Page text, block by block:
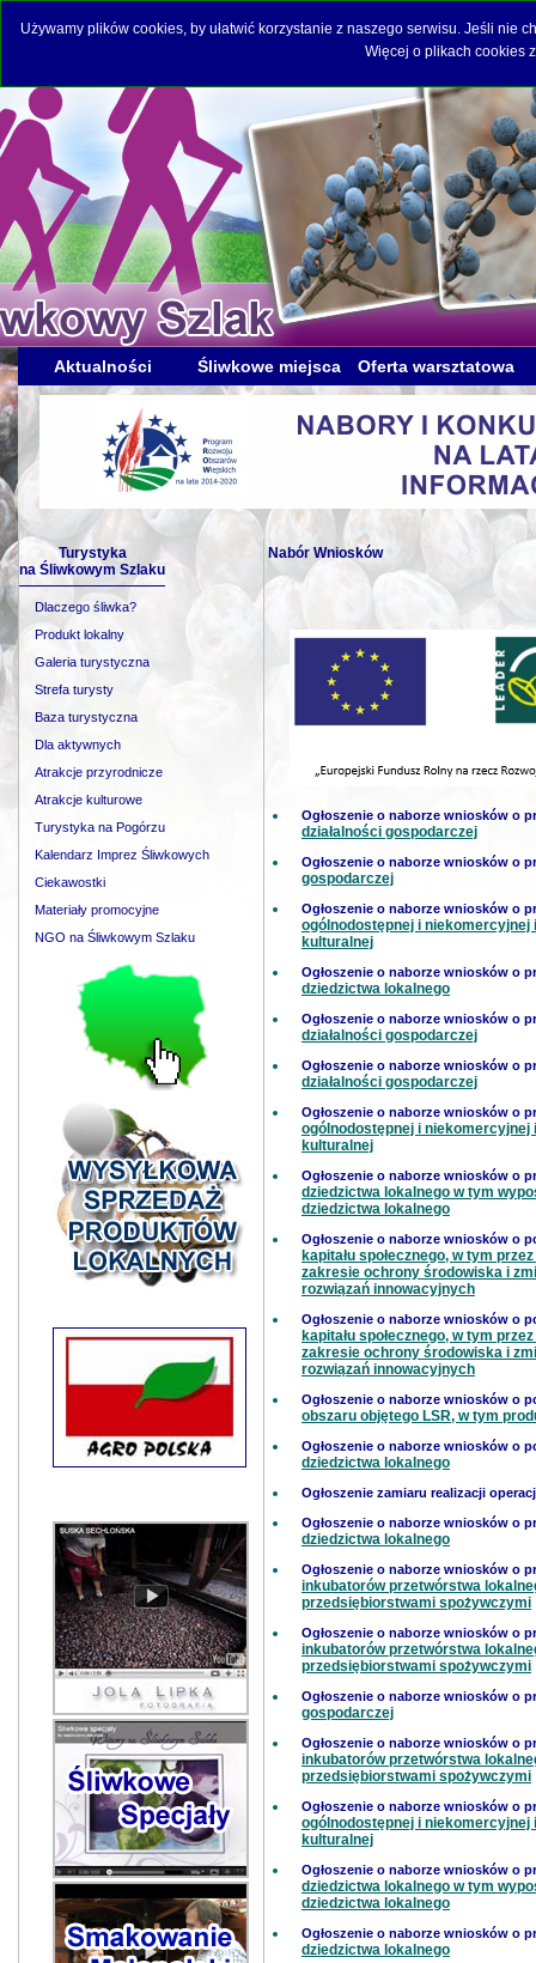
Używamy plików cookies, by ułatwić korzystanie z naszego serwisu. Jeśli
Więcej o plikach cookies
Aktualności Śliwkowe miejsca Oferta warsztatowa
Turystyka
na Śliwkowym Szlaku
Dlaczego śliwka?
Produkt lokalny
Galeria turystyczna
Strefa turysty
Baza turystyczna
Dla aktywnych
Atrakcje przyrodnicze
Atrakcje kulturowe
Turystyka na Pogórzu
Kalendarz Imprez Śliwkowych
Ciekawostki
Materiały promocyjne
NGO na Śliwkowym Szlaku
Nabór Wniosków
Ogłoszenie o naborze wniosków o
działalności gospodarczej
Ogłoszenie o naborze wniosków o
gospodarczej
Ogłoszenie o naborze wniosków o
ogólnodostępnej i
kulturalnej
Ogłoszenie o naborze wniosków o
dziedzictwa lokalnego
Ogłoszenie o naborze wniosków o
działalności gospodarczej
Ogłoszenie o naborze wniosków o
działalności gospodarczej
Ogłoszenie o naborze wniosków o
ogólnodostępnej i
kulturalnej
Ogłoszenie o naborze wniosków o
dziedzictwa lokalnego w tym
dziedzictwa lokalnego
Ogłoszenie o naborze wniosków o
kapitału społecznego, w tym
zakresie ochrony środowiska i
rozwiązań innowacyjnych
Ogłoszenie o naborze wniosków o
kapitału społecznego, w tym
zakresie ochrony środowiska i
rozwiązań innowacyjnych
Ogłoszenie o naborze wniosków o
obszaru objętego LSR, w tym
Ogłoszenie o naborze wniosków o
dziedzictwa lokalnego
Ogłoszenie zamiaru realizacji
Ogłoszenie o naborze wniosków o
dziedzictwa lokalnego
Ogłoszenie o naborze wniosków o
inkubatorów przetwórstwa
przedsiębiorstwami spożywczymi
Ogłoszenie o naborze wniosków o
inkubatorów przetwórstwa
przedsiębiorstwami spożywczymi
Ogłoszenie o naborze wniosków o
gospodarczej
Ogłoszenie o naborze wniosków o
inkubatorów przetwórstwa
przedsiębiorstwami spożywczymi
Ogłoszenie o naborze wniosków o
ogólnodostępnej i
kulturalnej
Ogłoszenie o naborze wniosków o
dziedzictwa lokalnego w tym
dziedzictwa lokalnego
Ogłoszenie o naborze wniosków o
dziedzictwa lokalnego